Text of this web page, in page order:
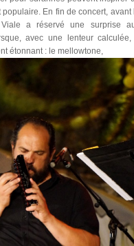
En fin de concert, avant
a réservé une surprise
avec une lenteur
étonnant : le mellowtone,